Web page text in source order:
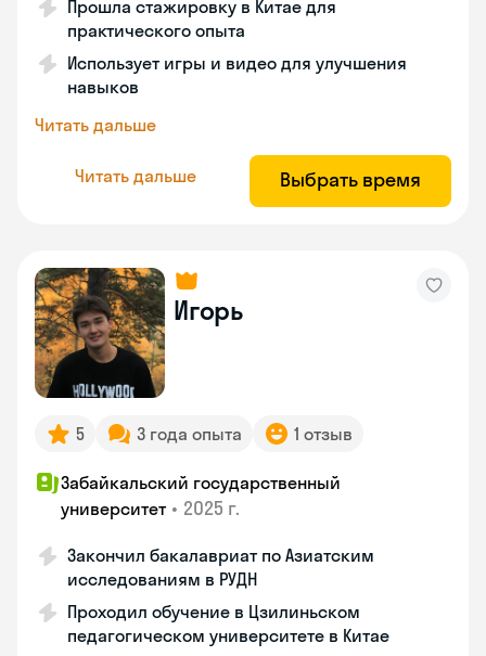
Прошла стажировку в Китае для
практического опыта
Использует игры и видео для улучшения
навыков
Читать дальше
Читать дальше Выбрать время
Игорь
5 3 года опыта 1 отзыв
Забайкальский государственный
университет • 2025 г.
Закончил бакалавриат по Азиатским
исследованиям в РУДН
Проходил обучение в Цзилиньском
педагогическом университете в Китае